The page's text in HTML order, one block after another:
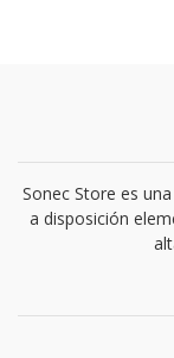
Sonec Store es
a disposición